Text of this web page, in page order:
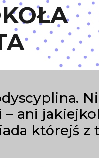
ani
którejś z